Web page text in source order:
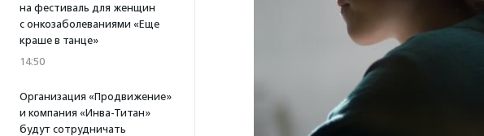
на фестиваль для женщин
с онкозаболеваниями «Еще
краше в танце»
14:50
Организация «Продвижение»
и компания «Инва-Титан»
будут сотрудничать